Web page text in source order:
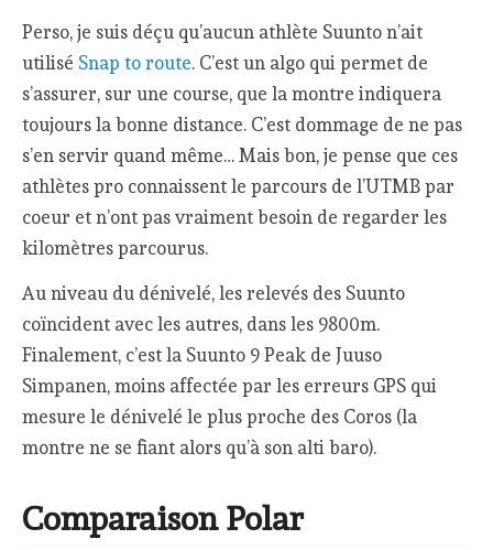
Perso, je suis déçu qu’aucun athlète Suunto n’ait
utilisé Snap to route. C’est un algo qui permet de
s’assurer, sur une course, que la montre indiquera
toujours la bonne distance. C’est dommage de ne pas
s’en servir quand même… Mais bon, je pense que ces
athlètes pro connaissent le parcours de l’UTMB par
coeur et n’ont pas vraiment besoin de regarder les
kilomètres parcourus.
Au niveau du dénivelé, les relevés des Suunto
coïncident avec les autres, dans les 9800m.
Finalement, c’est la Suunto 9 Peak de Juuso
Simpanen, moins affectée par les erreurs GPS qui
mesure le dénivelé le plus proche des Coros (la
montre ne se fiant alors qu’à son alti baro).
Comparaison Polar